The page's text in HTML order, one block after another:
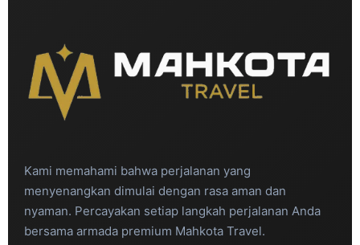
Kami memahami bahwa perjalanan yang
menyenangkan dimulai dengan rasa aman dan
nyaman. Percayakan setiap langkah perjalanan Anda
bersama armada premium Mahkota Travel.